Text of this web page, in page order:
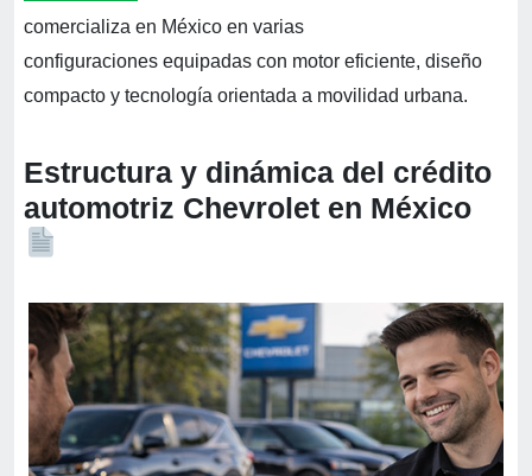
comercializa en México en varias
configuraciones equipadas con motor eficiente, diseño
compacto y tecnología orientada a movilidad urbana.
Estructura y dinámica del crédito
automotriz Chevrolet en México